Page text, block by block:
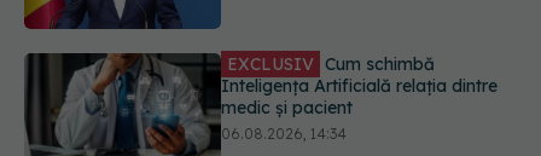
Trei lucruri pe care trebuie să le faci
după 45 de ani ca să întârzii